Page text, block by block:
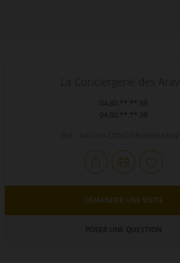
La Conciergerie des Aravis
04.80.**.**.98
04.80.**.**.98
DEMANDER UNE VISITE
POSER UNE QUESTION